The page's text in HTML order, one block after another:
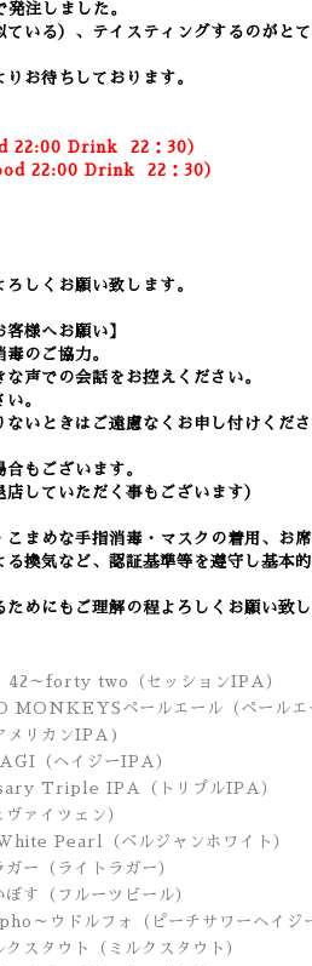
注しました。
いる）、テイスティングするのがとて
お待ちしております。
22:00 Drink 22：30）
22:00 Drink 22：30）
しくお願い致します。
様へお願い】
のご協力。
声での会話をお控えください。
。
いときはご遠慮なくお申し付けくださ
もございます。
していただく事もございます）
まめな手指消毒・マスクの着用、 お
る換気など、認証基準等を遵守し基本
めにもご理解の程よろしくお願い致し
～forty two（セッションIPA）
ペールエール（ペール
メリカンIPA )
（ヘイジーIPA）
Triple IPA（トリプルIPA）
ァイツェン）
Pearl（ベルジャンホワイト）
ー
（ライトラガー）
す（フルーツビール）
～ウドルフォ
（ピーチサワーヘイジ
タウト（ミルクスタウト）